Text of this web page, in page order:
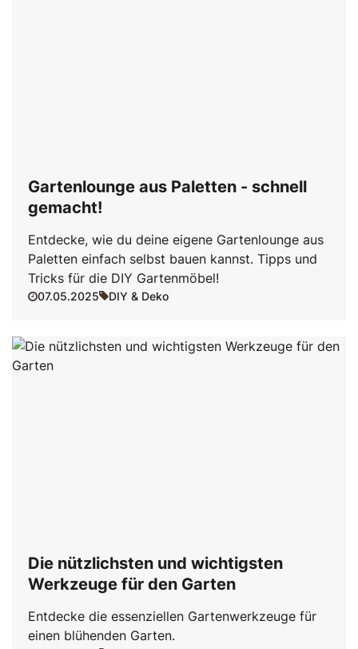
Gartenlounge aus Paletten - schnell
gemacht!
Entdecke, wie du deine eigene Gartenlounge aus
Paletten einfach selbst bauen kannst. Tipps und
Tricks für die DIY Gartenmöbel!
07.05.2025 DIY & Deko
Die nützlichsten und wichtigsten
Werkzeuge für den Garten
Entdecke die essenziellen Gartenwerkzeuge für
einen blühenden Garten.